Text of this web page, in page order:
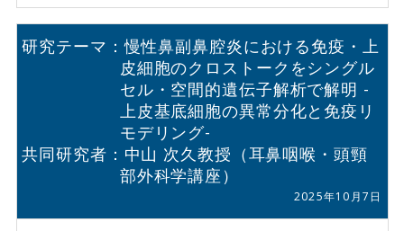
研究テーマ：慢性鼻副鼻腔炎における免疫・上
皮細胞のクロストークをシングル
セル・ 空間的遺伝子解析で解明 -
上皮基底細胞の異常分化と免疫リ
モデリング-
共同研究者：中山 次久教授（耳鼻咽喉・頭頸
部外科学講座）
2025年10月7日